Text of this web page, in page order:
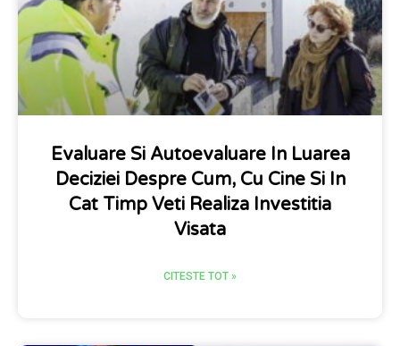
Evaluare Si Autoevaluare In Luarea
Deciziei Despre Cum, Cu Cine Si In
Cat Timp Veti Realiza Investitia
Visata
CITESTE TOT »